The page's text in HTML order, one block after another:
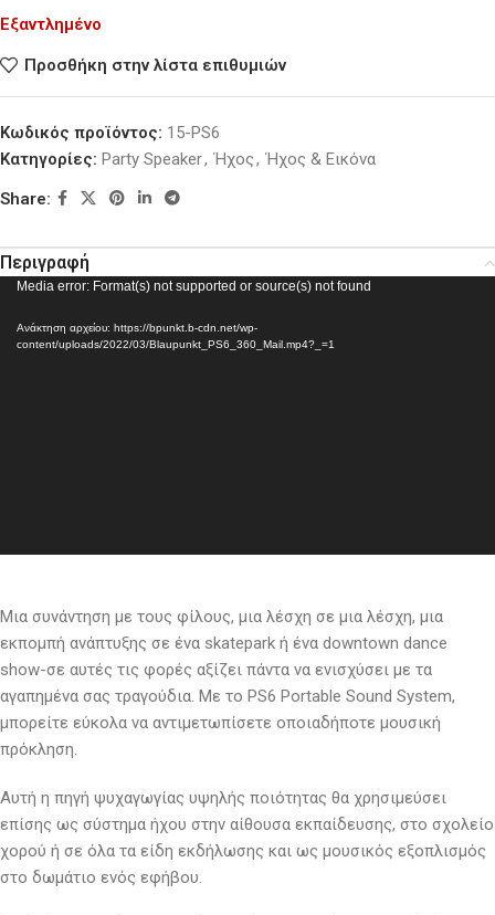
Εξαντλημένο
Προσθήκη στην λίστα επιθυμιών
Κωδικός προϊόντος: 15-PS6
Κατηγορίες: Party Speaker, Ήχος, Ήχος & Εικόνα
Share:
Περιγραφή
Πρόγραμμα
Βίντεο
Media error: Format(s) not supported or source(s) not found
Ανάκτηση αρχείου: https://bpunkt.b-cdn.net/wp-
content/uploads/2022/03/Blaupunkt_PS6_360_Mail.mp4?_=1
Μια συνάντηση με τους φίλους, μια λέσχη σε μια λέσχη, μια
εκπομπή ανάπτυξης σε ένα skatepark ή ένα downtown dance
show-σε αυτές τις φορές αξίζει πάντα να ενισχύσει με τα
αγαπημένα σας τραγούδια. Με το PS6 Portable Sound System,
μπορείτε εύκολα να αντιμετωπίσετε οποιαδήποτε μουσική
πρόκληση.
Αυτή η πηγή ψυχαγωγίας υψηλής ποιότητας θα χρησιμεύσει
επίσης ως σύστημα ήχου στην αίθουσα εκπαίδευσης, στο σχολείο
χορού ή σε όλα τα είδη εκδήλωσης και ως μουσικός εξοπλισμός
στο δωμάτιο ενός εφήβου.